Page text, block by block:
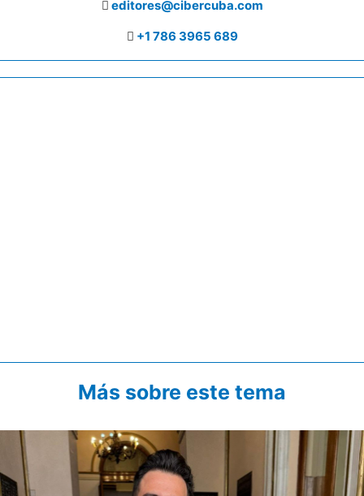
editores@cibercuba.com
+1 786 3965 689
Más sobre este tema